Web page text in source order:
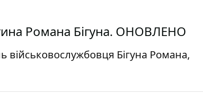
Романа Бігуна. ОНОВЛЕНО
військовослужбовця Бігуна Романа,